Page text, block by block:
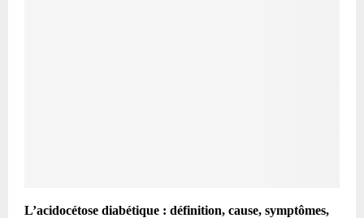
L’acidocétose diabétique : définition, cause, symptômes,